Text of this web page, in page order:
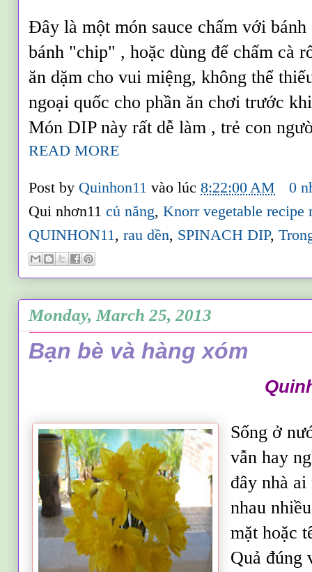
Đây là một món sauce chấm với
bánh "chip" , hoặc dùng để chấm cà
ăn dặm cho vui miệng, không thể
ngoại quốc cho phần ăn chơi trước
Món DIP này rất dễ làm , trẻ con
READ MORE
Post by Quinhon11vào lúc8:22:00 AM
0
Qui nhơn11củ năng,Knorr vegetable recipe
QUINHON11,rau dền, SPINACH DIP,
Monday, March 25, 2013
Bạn bè và hàng xóm
Sống ở
vẫn hay
đây nhà
nhau
mặt hoặc
Quả đúng